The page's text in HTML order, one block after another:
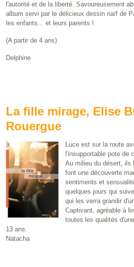
l'autorité et de la liberté. Savoureusement
album servi par le délicieux dessin naïf de
les enfants... et leurs parents !
(A partir de 4 ans)
Delphine
La fille mirage, Elise
Rouergue
Luce est sur la route
l'insupportable pote de
Au milieu du désert, ils
font une découverte
sentiments et
quelques jours qui
qui les verra grandir
Captivant, agréable à
toutes les qualités
13 ans.
Natacha